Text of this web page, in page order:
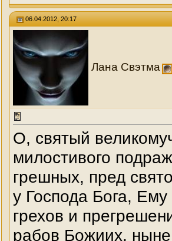
06.04.2012, 20:17
Лана Свэтма
О, святый
милостивого
грешных, пред
у Господа Бога,
грехов и
рабов Божиих,